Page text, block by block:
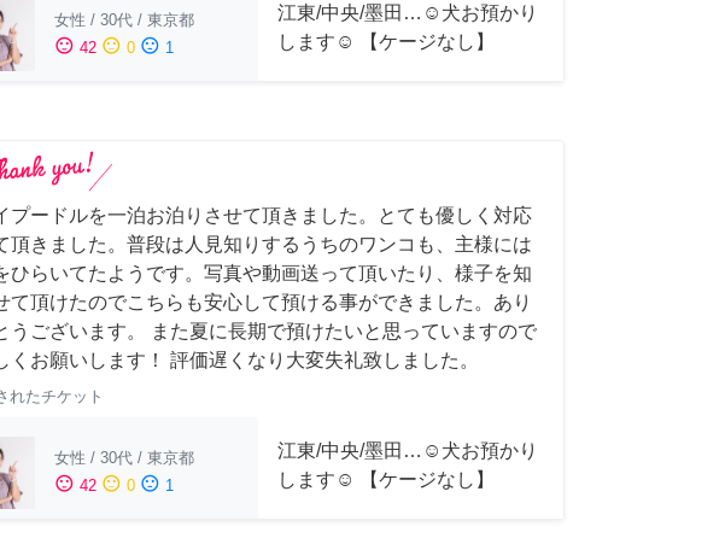
女性 / 30代 / 東京都
sentiment_satisfied 42 sentiment_neutral 0 sentiment_dissatisfied 1
江東/中央/墨田…☺︎犬お預かり
します☺︎ 【ケージなし】
プードルを一泊お泊りさせて頂きました。とても優しく対応
頂きました。普段は人見知りするうちのワンコも、主様には
ひらいてたようです。写真や動画送って頂いたり、様子を知
て頂けたのでこちらも安心して預ける事ができました。あり
うございます。 また夏に長期で預けたいと思っていますので
くお願いします！ 評価遅くなり大変失礼致しました。
れたチケット
女性 / 30代 / 東京都
sentiment_satisfied 42 sentiment_neutral 0 sentiment_dissatisfied 1
江東/中央/墨田…☺︎犬お預かり
します☺︎ 【ケージなし】